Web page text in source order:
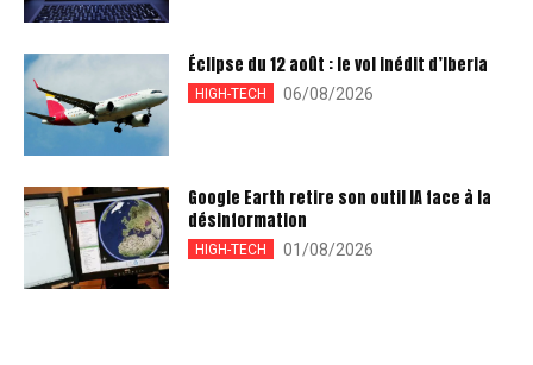
Éclipse du 12 août : le vol inédit d’Iberia
HIGH-TECH 06/08/2026
Google Earth retire son outil IA face à la
désinformation
HIGH-TECH 01/08/2026